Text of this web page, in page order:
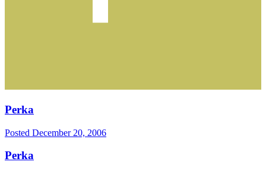
Perka
Posted December 20, 2006
Perka